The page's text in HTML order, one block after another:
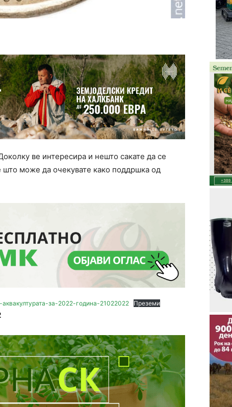
ве интересира и нешто сакате да се
што може да очекувате како поддршка од
за-2022-година-21022022 Преземи